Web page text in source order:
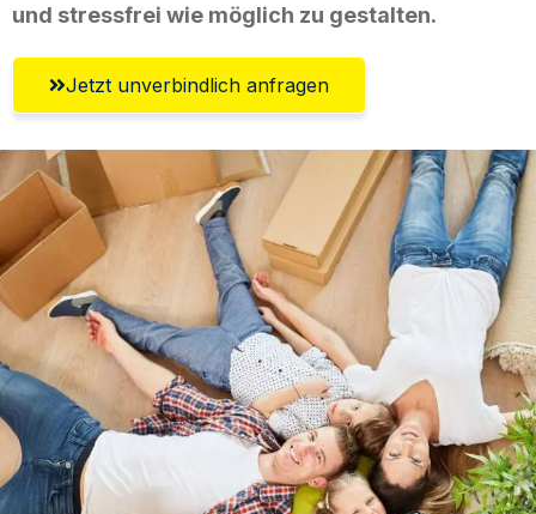
und stressfrei wie möglich zu gestalten.
Jetzt unverbindlich anfragen